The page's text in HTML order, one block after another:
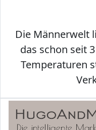
Die Männerwelt
das schon seit
Temperaturen